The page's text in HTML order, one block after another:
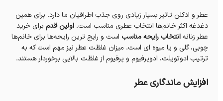
عطر و ادکلن تاثیر بسیار زیادی روی جذب اطرافیان ما دارد. برای همین
دغدغه اکثر خانم‌ها انتخاب عطری مناسب است. اولین قدم برای خرید
عطر زنانهانتخاب رایحه مناسب است و رایج ترین رایحه‌ها برای خانم‌ها
چوبی، گلی و یا میوه ای است. میزان غلظت عطر نیز مهم است که به
ترتیب ادوتویلت، ادوپرفیوم و پرفیوم از غلظت بالایی برخوردار هستند.
افزایش ماندگاری عطر